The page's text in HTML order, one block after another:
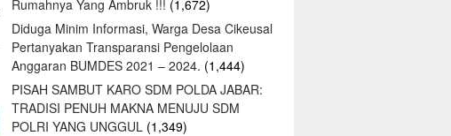
Rumahnya Yang Ambruk !!! (1,672)
Diduga Minim Informasi, Warga Desa Cikeusal
Pertanyakan Transparansi Pengelolaan
Anggaran BUMDES 2021 – 2024. (1,444)
PISAH SAMBUT KARO SDM POLDA JABAR:
TRADISI PENUH MAKNA MENUJU SDM
POLRI YANG UNGGUL (1,349)